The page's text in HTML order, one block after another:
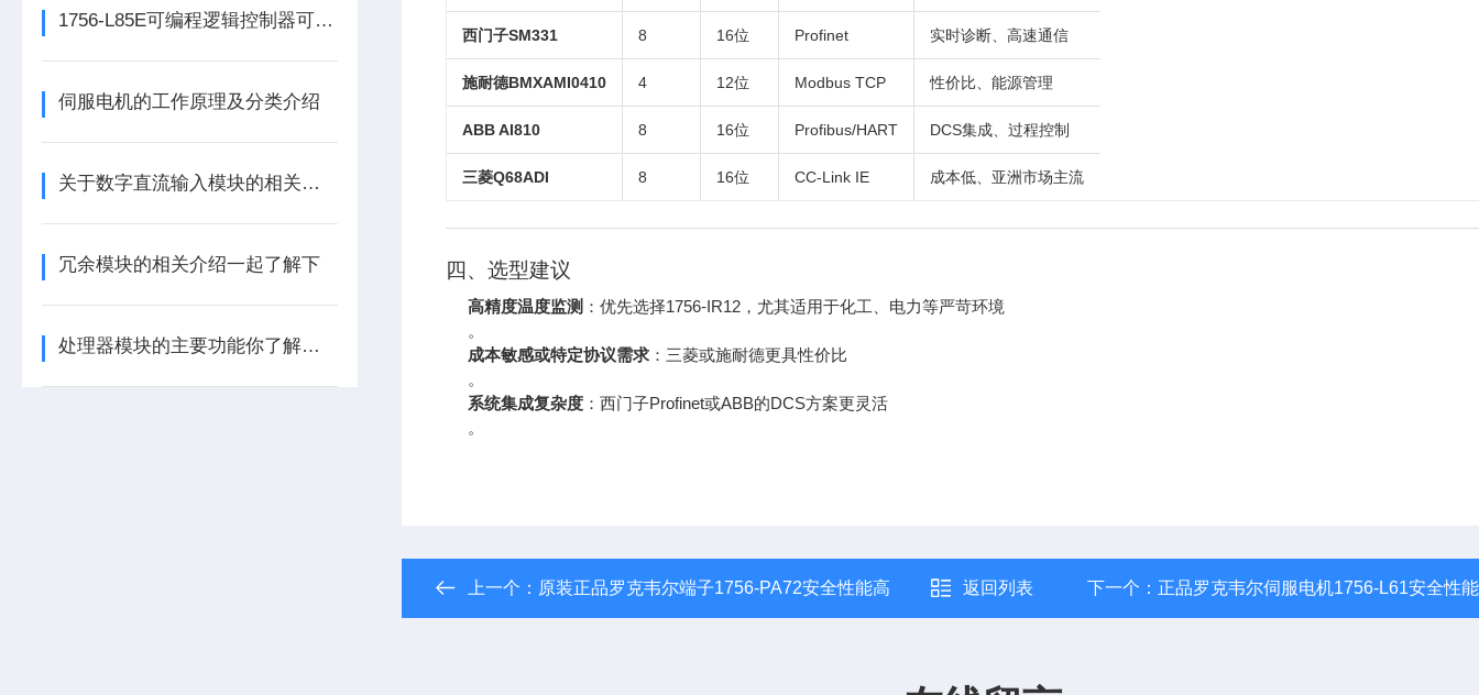
1756-L85E可编程逻辑控制器可满足多行业自动化精准控制需求
伺服电机的工作原理及分类介绍
关于数字直流输入模块的相关介绍
冗余模块的相关介绍一起了解下
处理器模块的主要功能你了解多少呢
西门子SM331 8 16位 Profinet 实时诊断、高速通信
施耐德BMXAMI0410 4 12位 Modbus TCP 性价比、能源管理
ABB AI810 8 16位 Profibus/HART DCS集成、过程控制
三菱Q68ADI 8 16位 CC-Link IE 成本低、亚洲市场主流
四、选型建议
高精度温度监测 ：优先选择1756-IR12，尤其适用于化工、电力等严苛环境
。
成本敏感或特定协议需求 ：三菱或施耐德更具性价比
。
系统集成复杂度 ：西门子Profinet或ABB的DCS方案更灵活
。
上一个： 原装正品罗克韦尔端子1756-PA72安全性能高 返回列表 下一个： 正品罗克韦尔伺服电机1756-L61安全性